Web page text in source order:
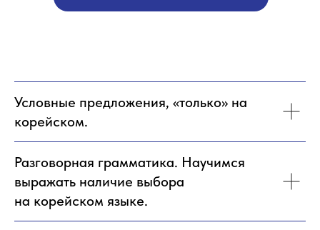
Условные предложения, «только» на
корейском.
Разговорная грамматика. Научимся
выражать наличие выбора
на корейском языке.